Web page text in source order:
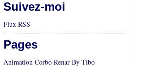
Suivez-moi
Flux RSS
Pages
Animation Corbo Renar By Tibo